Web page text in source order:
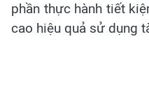
phần thực hành tiết
cao hiệu quả sử dụng